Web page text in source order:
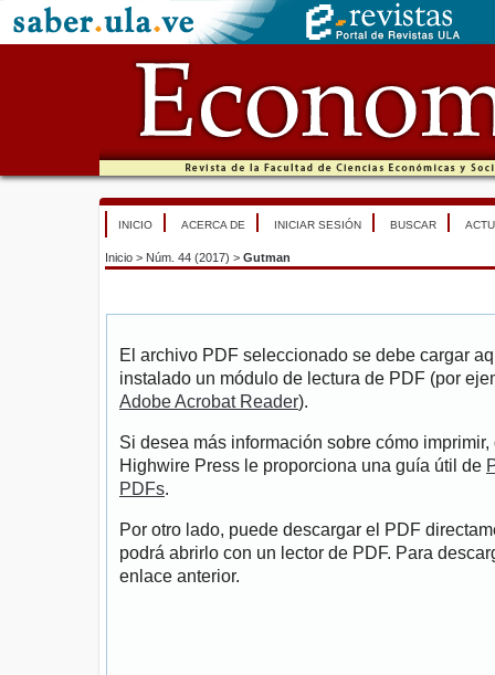
INICIO ACERCA DE INICIAR SESIÓN BUSCAR
Inicio > Núm. 44 (2017) > Gutman
El archivo PDF seleccionado se debe cargar
instalado un módulo de lectura de PDF (por
Adobe Acrobat Reader).
Si desea más información sobre cómo
Highwire Press le proporciona una guía útil de
PDFs.
Por otro lado, puede descargar el PDF
podrá abrirlo con un lector de PDF. Para
enlace anterior.